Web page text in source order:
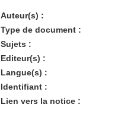
Auteur(s) :
Type de document :
Sujets :
Editeur(s) :
Langue(s) :
Identifiant :
Lien vers la notice :